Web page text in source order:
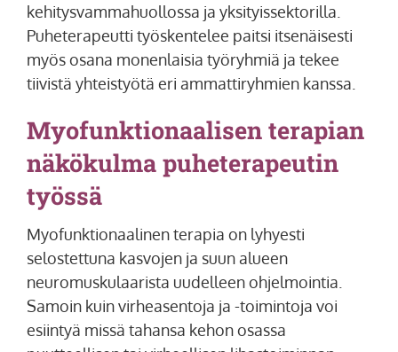
kehitysvammahuollossa ja yksityissektorilla.
Puheterapeutti työskentelee paitsi itsenäisesti
myös osana monenlaisia työryhmiä ja tekee
tiivistä yhteistyötä eri ammattiryhmien kanssa.
Myofunktionaalisen terapian
näkökulma puheterapeutin
työssä
Myofunktionaalinen terapia on lyhyesti
selostettuna kasvojen ja suun alueen
neuromuskulaarista uudelleen ohjelmointia.
Samoin kuin virheasentoja ja -toimintoja voi
esiintyä missä tahansa kehon osassa